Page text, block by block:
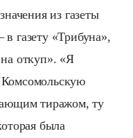
из газеты
газету «Трибуна»,
откуп». «Я
тиражом, ту
была